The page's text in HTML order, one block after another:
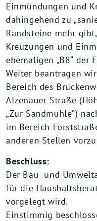
Einmündungen und
dahingehend zu
Randsteine mehr
Kreuzungen und
ehemaligen „B8“ der
Weiter beantragen
Bereich des
Alzenauer Straße
„Zur Sandmühle“)
im Bereich
anderen Stellen
Beschluss:
Der Bau- und
für die
vorgelegt wird.
Einstimmig